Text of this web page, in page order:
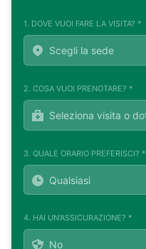
1. DOVE VUOI FARE LA VISITA? *
2. COSA VUOI PRENOTARE? *
3. QUALE ORARIO PREFERISCI? *
4. HAI UN'ASSICURAZIONE? *